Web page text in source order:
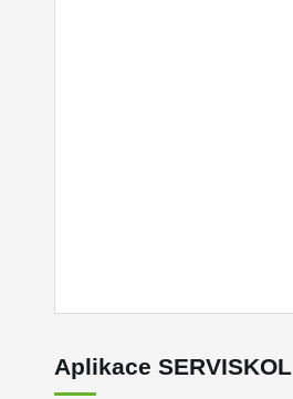
Aplikace SERVISKOL